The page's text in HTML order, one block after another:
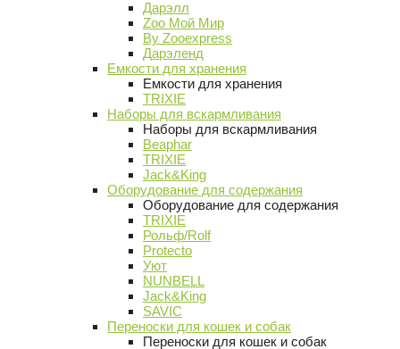
Дарэлл
Zoo Мой Мир
By Zooexpress
Дарэленд
Емкости для хранения
Емкости для хранения
TRIXIE
Наборы для вскармливания
Наборы для вскармливания
Beaphar
TRIXIE
Jack&King
Оборудование для содержания
Оборудование для содержания
TRIXIE
Рольф/Rolf
Protecto
Уют
NUNBELL
Jack&King
SAVIC
Переноски для кошек и собак
Переноски для кошек и собак